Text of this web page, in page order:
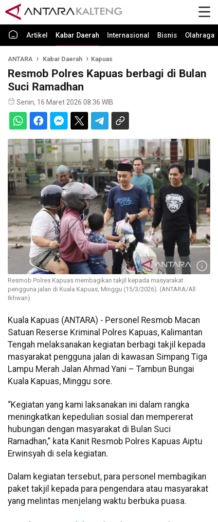
Artikel Kabar Daerah Internasional Bisnis Olahraga
ANTARA Kabar Daerah Kapuas
Resmob Polres Kapuas berbagi di Bulan
Suci Ramadhan
Senin, 16 Maret 2026 08:36 WIB
Resmob Polres Kapuas membagikan takjil kepada masyarakat
pengguna jalan di Kuala Kapuas, Minggu (15/3/2026). (ANTARA/All
Ikhwan)
Kuala Kapuas (ANTARA) - Personel Resmob Macan
Satuan Reserse Kriminal Polres Kapuas, Kalimantan
Tengah melaksanakan kegiatan berbagi takjil kepada
masyarakat pengguna jalan di kawasan Simpang Tiga
Lampu Merah Jalan Ahmad Yani – Tambun Bungai
Kuala Kapuas, Minggu sore.
“Kegiatan yang kami laksanakan ini dalam rangka
meningkatkan kepedulian sosial dan mempererat
hubungan dengan masyarakat di Bulan Suci
Ramadhan,” kata Kanit Resmob Polres Kapuas Aiptu
Erwinsyah di sela kegiatan.
Dalam kegiatan tersebut, para personel membagikan
paket takjil kepada para pengendara atau masyarakat
yang melintas menjelang waktu berbuka puasa.